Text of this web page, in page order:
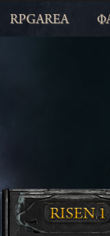
RPGAREA